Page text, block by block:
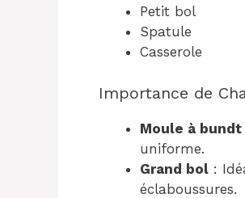
Petit bol
Spatule
Casserole
Importance de
Moule à bundt
uniforme.
Grand bol :
éclaboussures.